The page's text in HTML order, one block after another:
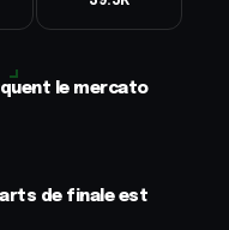
le mercato
de finale est